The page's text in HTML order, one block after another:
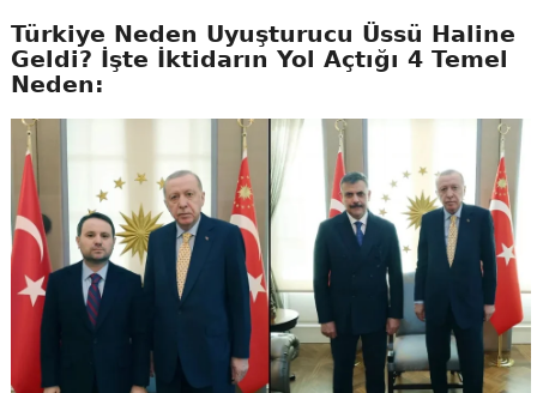
Türkiye Neden Uyuşturucu Üssü Haline
Geldi? İşte İktidarın Yol Açtığı 4 Temel
Neden: